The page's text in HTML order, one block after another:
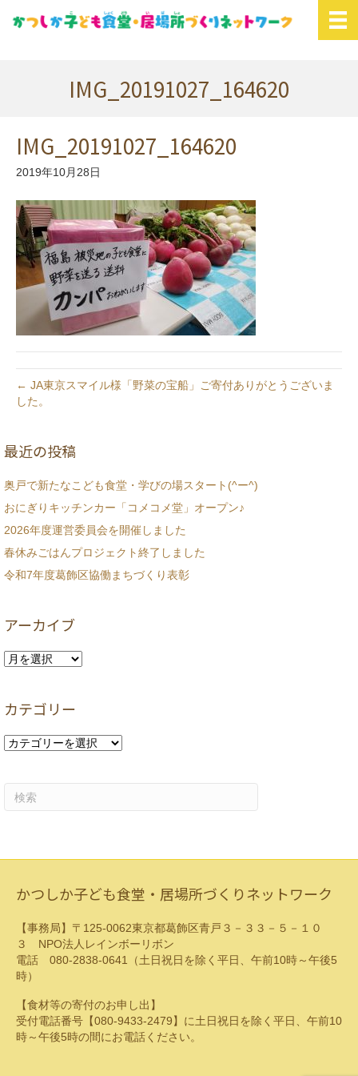
IMG_20191027_164620
IMG_20191027_164620
2019年10月28日
← JA東京スマイル様「野菜の宝船」ご寄付ありがとうございま
した。
最近の投稿
奥戸で新たなこども食堂・学びの場スタート(^ー^)
おにぎりキッチンカー「コメコメ堂」オープン♪
2026年度運営委員会を開催しました
春休みごはんプロジェクト終了しました
令和7年度葛飾区協働まちづくり表彰
アーカイブ
ア
イ
カテゴリー
カ
かつしか子ども食堂・居場所づくりネットワーク
【事務局】〒125-0062東京都葛飾区青戸３－３３－５－１０
３ NPO法人レインボーリボン
電話 080-2838-0641（土日祝日を除く平日、午前10時～午後5
時）
【食材等の寄付のお申し出】
受付電話番号【080-9433-2479】に土日祝日を除く平日、午前10
時～午後5時の間にお電話ください。